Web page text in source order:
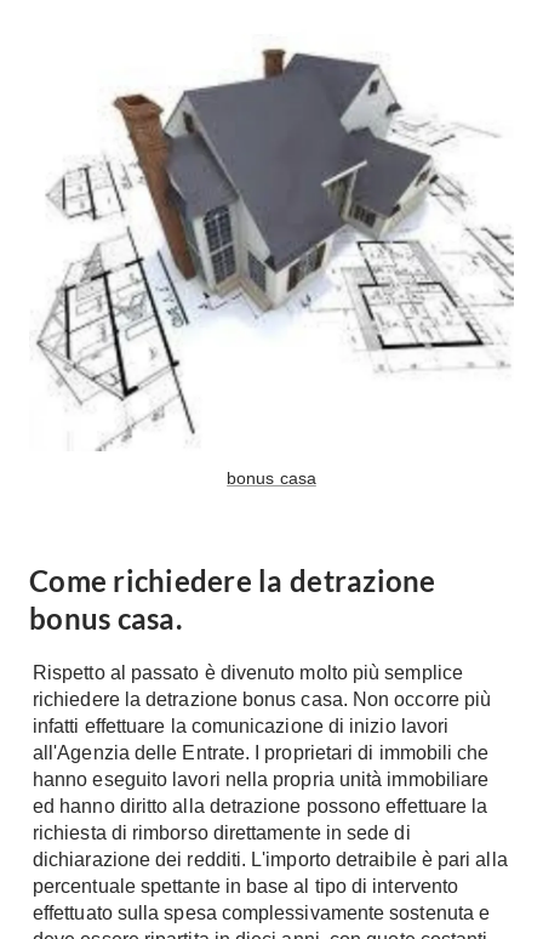
Armadi Angolo
I consigli sugli armadi
Camerette
Camerette Ragazzi
Camerette Bambini
Letti a Castello
Per Neonati
Lettini
Materassi
Cuscini
Consigli materassi
Bagno
Arredo Bagno
Sanitari
Cabine Doccia
Idromassaggio
Accessori Bagno
Rubinetteria
Vasche da Bagno
Portoni
Maniglie
Finestre
Finestre Pvc
Finestre Alluminio
Finestre Legno
Persiane
Scale
Ceramica
Parquet
Gres
Laminato
Moquette
Carta da parati
Pavimenti esterni
Fai da Te
bonus casa
Come richiedere la detrazione
bonus casa.
Rispetto al passato è divenuto molto più semplice
richiedere la detrazione bonus casa. Non occorre più
infatti effettuare la comunicazione di inizio lavori
all'Agenzia delle Entrate. I proprietari di immobili che
hanno eseguito lavori nella propria unità immobiliare
ed hanno diritto alla detrazione possono effettuare la
richiesta di rimborso direttamente in sede di
dichiarazione dei redditi. L'importo detraibile è pari alla
percentuale spettante in base al tipo di intervento
effettuato sulla spesa complessivamente sostenuta e